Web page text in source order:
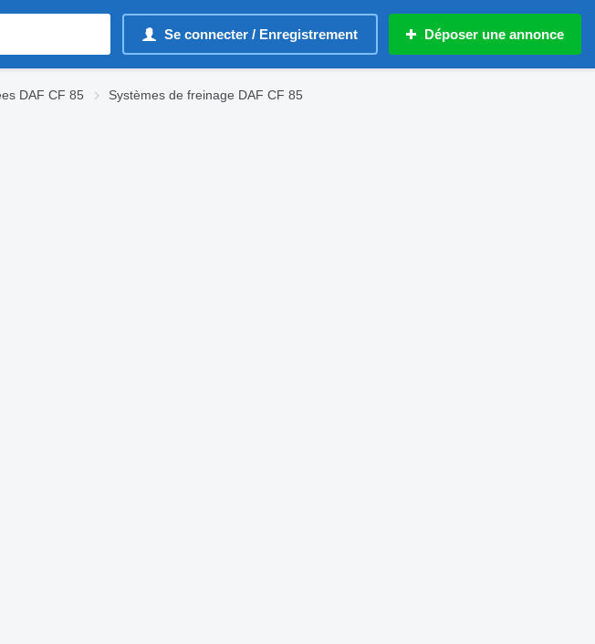
Se connecter / Enregistrement Déposer une annonce
DAF CF 85
Systèmes de freinage DAF CF 85